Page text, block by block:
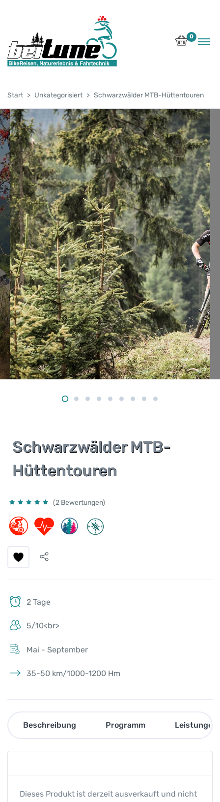
0
Start Unkategorisiert Schwarzwälder MTB-Hüttentouren
Schwarzwälder MTB-
Hüttentouren
(2 Bewertungen)
2 Tage
5/10<br>
Mai - September
35-50 km/1000-1200 Hm
Beschreibung Programm Leistungen
Dieses Produkt ist derzeit ausverkauft und nicht